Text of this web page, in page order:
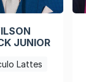
JUNIOR
Lattes